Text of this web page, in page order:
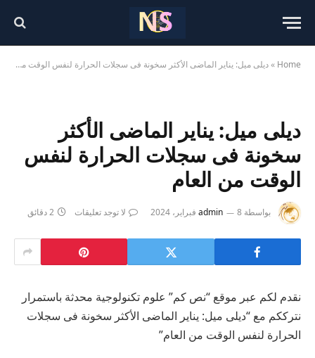
Home
»ديلى ميل: يناير الماضى الأكثر سخونة فى سجلات الحرارة لنفس الوقت من العام
ديلى ميل: يناير الماضى الأكثر
سخونة فى سجلات الحرارة لنفس
الوقت من العام
بواسطة admin 8 فبراير، 2024 لا توجد تعليقات 2 دقائق
نقدم لكم عبر موقع “نص كم” علوم تكنولوجية محدثة باستمرار
نترككم مع “ديلى ميل: يناير الماضى الأكثر سخونة فى سجلات
الحرارة لنفس الوقت من العام”